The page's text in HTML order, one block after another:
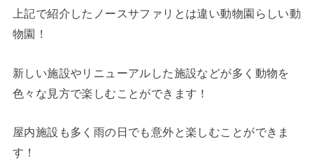
上記で紹介したノースサファリとは違い動物園らしい動
物園！
新しい施設やリニューアルした施設などが多く動物を
色々な見方で楽しむことができます！
屋内施設も多く雨の日でも意外と楽しむことができま
す！